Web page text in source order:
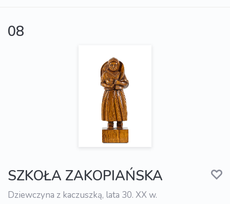
08
SZKOŁA ZAKOPIAŃSKA
Dziewczyna z kaczuszką, lata 30. XX w.